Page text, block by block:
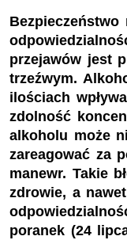
przejawów jest
trzeźwym.
ilościach
zdolność
alkoholu może
zareagować za
manewr. Takie
zdrowie, a
poranek (24